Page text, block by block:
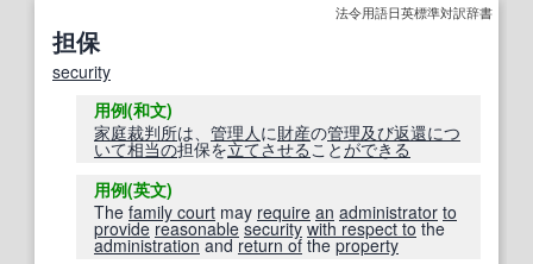
法令用語日英標準対訳辞書
担保
security
用例(和文)
家庭裁判所は、 管理人 に財産の管理及び返還につ
いて相当の担保を立てさせることができる
用例(英文)
The family court may require an administrator to
provide reasonable security with respect tothe
administrationandreturn of theproperty